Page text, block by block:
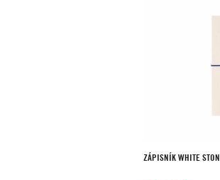
ZÁPISNÍK WHITE